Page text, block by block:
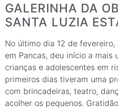
GALERINHA DA
SANTA LUZIA
No último dia 12 de fevereiro,
em Pancas, deu início a mais
crianças e adolescentes em
primeiros dias tiveram uma
com brincadeiras, teatro,
acolher os pequenos.